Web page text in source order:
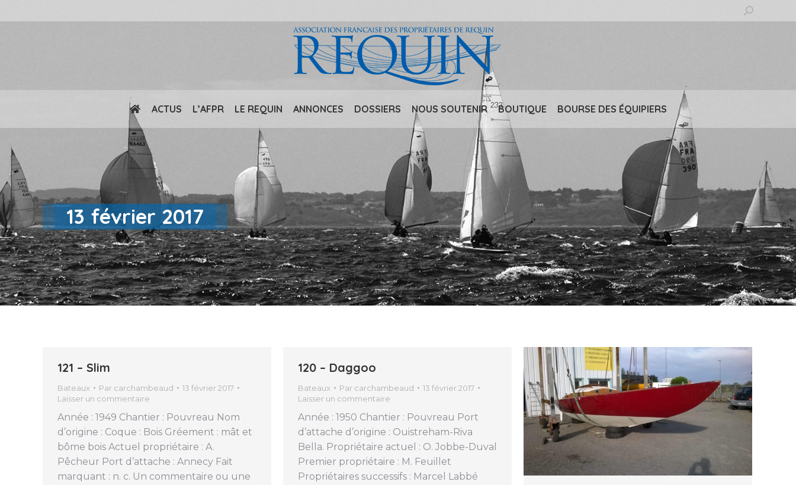
Recherche
:
ACTUS L’AFPR LE REQUIN ANNONCES DOSSIERS NOUS SOUTENIR BOUTIQUE BOURSE DES ÉQUIPIERS
13 février 2017
121 – Slim
Bateaux Par carchambeaud
13 février 2017
Laisser un commentaire
Année : 1949 Chantier : Pouvreau Nom
d’origine : Coque : Bois Gréement : mât et
bôme bois Actuel propriétaire : A.
Pêcheur Port d’attache : Annecy Fait
marquant : n. c. Un commentaire ou une
120 – Daggoo
Bateaux Par carchambeaud
13 février 2017
Laisser un commentaire
Année : 1950 Chantier : Pouvreau Port
d’attache d’origine : Ouistreham-Riva
Bella. Propriétaire actuel : O. Jobbe-Duval
Premier propriétaire : M. Feuillet
Propriétaires successifs : Marcel Labbé